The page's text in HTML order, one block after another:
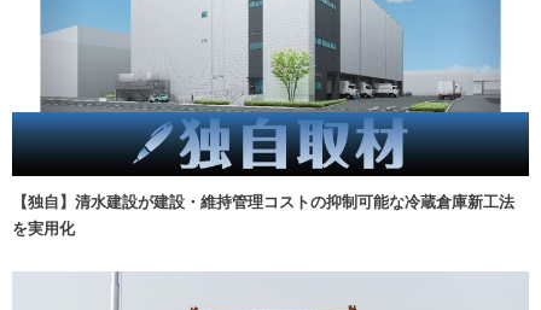
【独自】清水建設が建設・維持管理コストの抑制可能な冷蔵倉庫新工法
を実用化